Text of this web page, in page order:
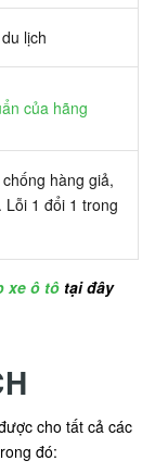
lịch
của hãng
hàng giả,
1 đổi 1 trong
xe ô tô tại đây
cho tất cả các
đó: